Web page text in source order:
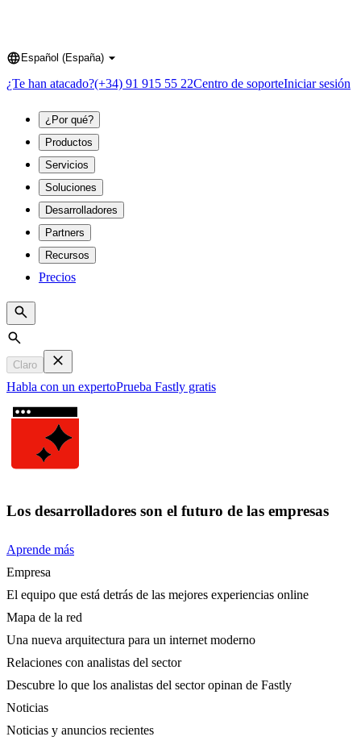
Language
Español (España)
¿Te han atacado?(+34) 91 915 55 22Centro de soporteIniciar sesión
¿Por qué?
Productos
Servicios
Soluciones
Desarrolladores
Partners
Recursos
Precios
Search
Claro
Habla con un expertoPrueba Fastly gratis
Los desarrolladores son el futuro de las empresas
Aprende más
Empresa
El equipo que está detrás de las mejores experiencias online
Mapa de la red
Una nueva arquitectura para un internet moderno
Relaciones con analistas del sector
Descubre lo que los analistas del sector opinan de Fastly
Noticias
Noticias y anuncios recientes